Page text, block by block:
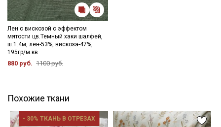
Лен с вискозой с эффектом
мятости цв.Темный хаки шалфей,
ш.1.4м, лен-53%, вискоза-47%,
195гр/м.кв
880 руб. 1100 руб.
Похожие ткани
- 30% ТКАНЬ В ОТРЕЗАХ